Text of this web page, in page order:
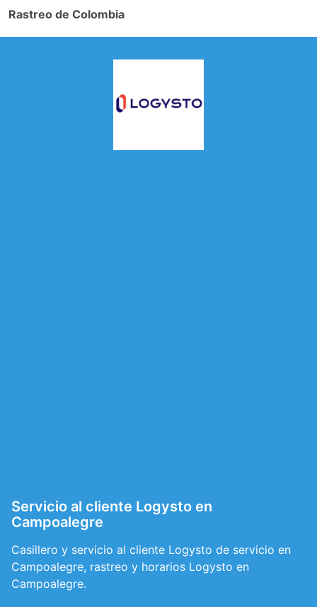
Rastreo de Colombia
Servicio al cliente Logysto en
Campoalegre
Casillero y servicio al cliente Logysto de servicio en
Campoalegre, rastreo y horarios Logysto en
Campoalegre.